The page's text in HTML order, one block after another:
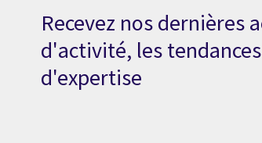
Recevez nos dernières
d'activité, les
d'expertise